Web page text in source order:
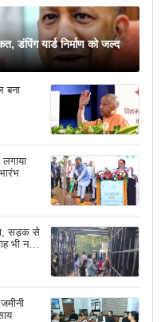
डंपिंग यार्ड निर्माण को जल्द
बना
सड़क से
भी नहीं